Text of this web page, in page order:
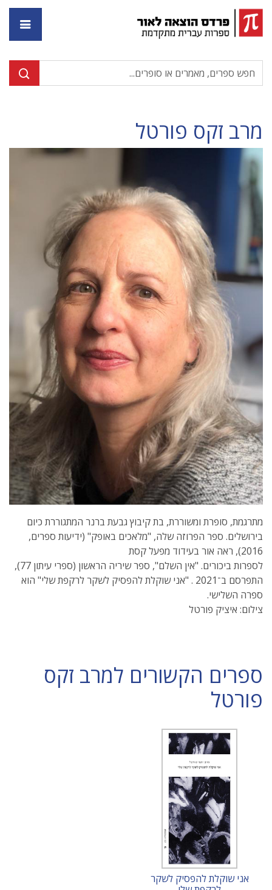
מרב זקס פורטל
מתרגמת, סופרת ומשוררת, בת קיבוץ גבעת ברנר המתגוררת כיום
בירושלים. ספר הפרוזה שלה, "מלאכים באופק" (ידיעות ספרים,
2016), ראה אור בעידוד מפעל קסת
לספרות ביכורים. "אין השלם", ספר שיריה הראשון (ספרי עיתון 77),
התפרסם ב־2021 . "אני שוקלת להפסיק לשקר לרקפת שלי" הוא
ספרה השלישי.
צילום: איציק פורטל
ספרים הקשורים למרב זקס
פורטל
אני שוקלת להפסיק לשקר